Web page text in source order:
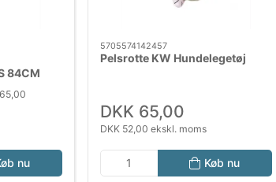
84CM
nu
5705574142457
Pelsrotte KW Hundelegetøj
DKK 65,00
DKK 52,00 ekskl. moms
Køb nu